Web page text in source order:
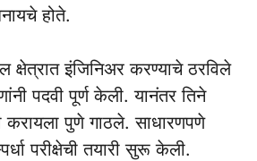
होते.
इंजिनिअर करण्याचे ठरविले
पदवी पूर्ण केली. यानंतर तिने
करायला पुणे गाठले. साधारणपणे
परीक्षेची तयारी सुरू केली.